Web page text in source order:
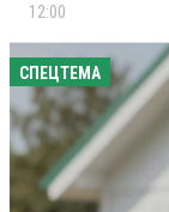
12:00
СПЕЦТЕМА